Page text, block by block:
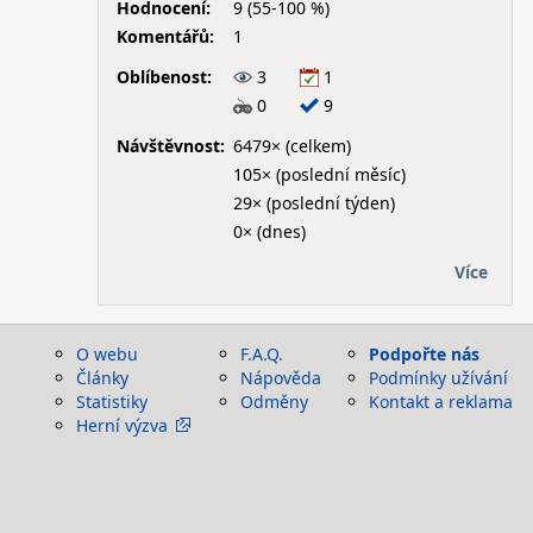
Hodnocení:
9 (55-100 %)
Komentářů:
1
Oblíbenost:
3
1
0
9
Návštěvnost: 6479× (celkem)
105× (poslední měsíc)
29× (poslední týden)
0× (dnes)
Více
O webu
Články
Statistiky
Herní výzva
F.A.Q.
Nápověda
Odměny
Podpořte nás
Podmínky užívání
Kontakt a reklama